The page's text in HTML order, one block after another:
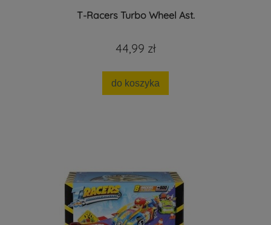
T-Racers Turbo Wheel Ast.
44,99 zł
do koszyka